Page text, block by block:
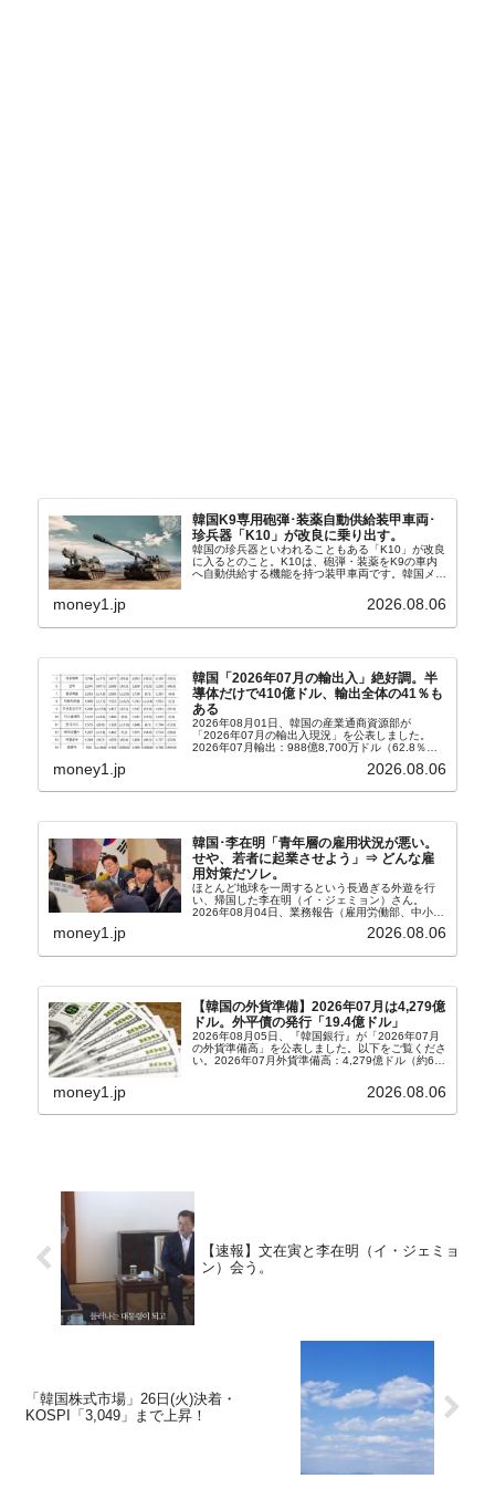
韓国K9専用砲弾･装薬自動供給装甲車両･
珍兵器「K10」が改良に乗り出す。
韓国の珍兵器といわれることもある「K10」が改良
に入るとのこと。K10は、砲弾・装薬をK9の車内
へ自動供給する機能を持つ装甲車両です。韓国メデ
から以下に一部を引きます。2005年に初めて...
money1.jp 2026.08.06
韓国「2026年07月の輸出入」絶好調。半
導体だけで410億ドル、輸出全体の41％も
ある
2026年08月01日、韓国の産業通商資源部が
「2026年07月の輸出入現況」を公表しました。
2026年07月輸出：988億8,700万ドル（62.8％）
money1.jp 2026.08.06
韓国･李在明「青年層の雇用状況が悪い。
せや、若者に起業させよう」⇒ どんな雇
用対策だソレ。
ほとんど地球を一周するという長過ぎる外遊を行
い、帰国した李在明（イ・ジェミョン）さん。
2026年08月04日、業務報告（雇用労働部、中小ベ
上、韓国大統領に成りおおせた李在明（イ・ジェミ
money1.jp 2026.08.06
【韓国の外貨準備】2026年07月は4,279億
ドル。外平債の発行「19.4億ドル」
2026年08月05日、『韓国銀行』が「2026年07月
の外貨準備高」を公表しました。以下をご覧くださ
い。2026年07月外貨準備高：4,279億ドル（約67
money1.jp 2026.08.06
【速報】文在寅と李在明（イ・ジェミョ
ン）会う。
「韓国株式市場」26日(火)決着・
KOSPI「3,049」まで上昇！